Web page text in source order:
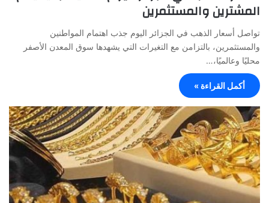
المشترين والمستثمرين
تواصل أسعار الذهب في الجزائر اليوم جذب اهتمام المواطنين
والمستثمرين، بالتزامن مع التغيرات التي يشهدها سوق المعدن الأصفر
محليًا وعالميًا،…
أكمل القراءة »